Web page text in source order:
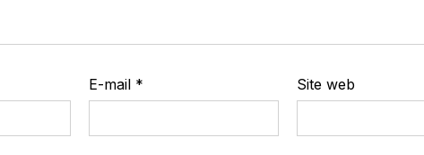
E-mail * Site web